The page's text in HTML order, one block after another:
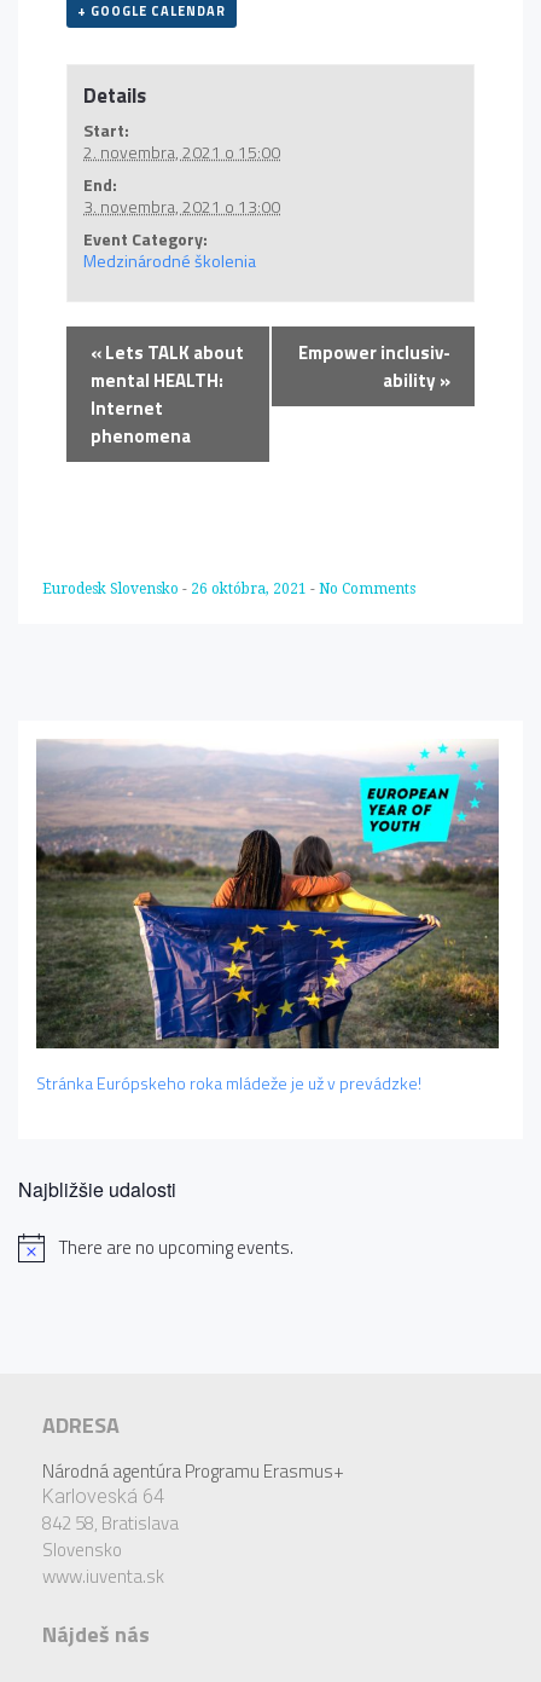
+ GOOGLE CALENDAR
Details
Start:
2. novembra, 2021 o 15:00
End:
3. novembra, 2021 o 13:00
Event Category:
Medzinárodné školenia
«Lets TALK about
mental HEALTH:
Internet
phenomena
Empower inclusiv-
ability»
Eurodesk Slovensko - 26 októbra, 2021 - No Comments
Stránka Európskeho roka mládeže je už v prevádzke!
Najbližšie udalosti
There are no upcoming events.
ADRESA
Národná agentúra Programu Erasmus+
Karloveská 64
842 58, Bratislava
Slovensko
www.iuventa.sk
Nájdeš nás